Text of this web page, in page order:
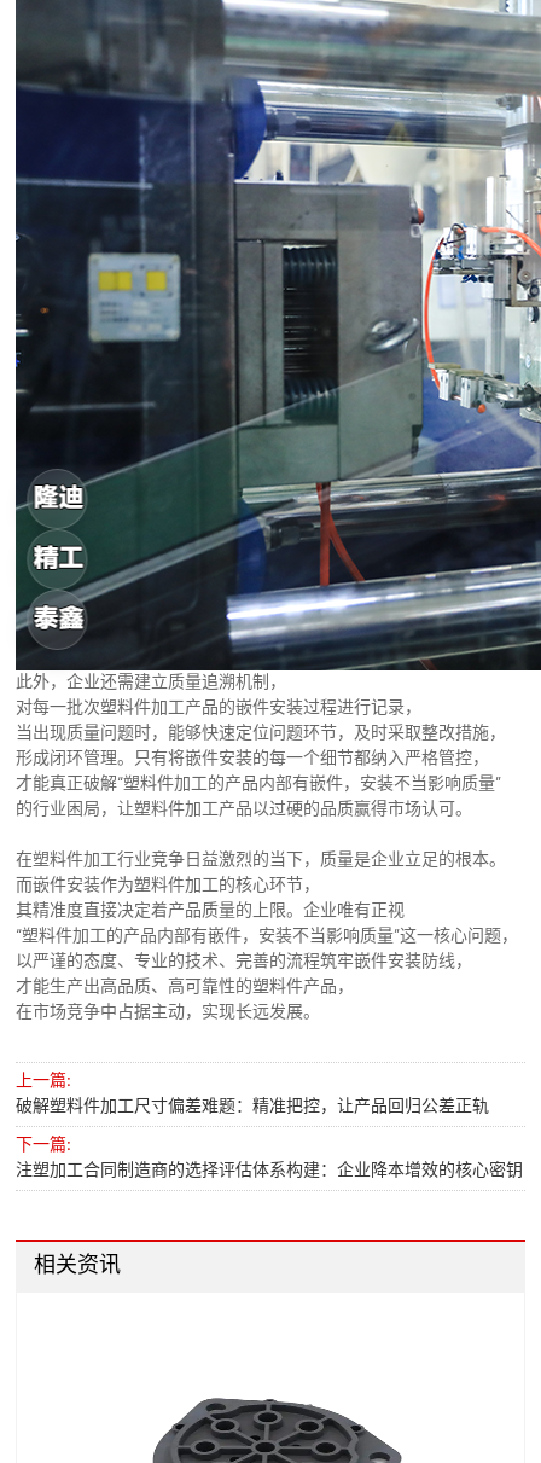
此外，企业还需建立质量追溯机制，
对每一批次塑料件加工产品的嵌件安装过程进行记录，
当出现质量问题时，能够快速定位问题环节，及时采取整改措施，
形成闭环管理。只有将嵌件安装的每一个细节都纳入严格管控，
才能真正破解“塑料件加工的产品内部有嵌件，安装不当影响质量”
的行业困局，让塑料件加工产品以过硬的品质赢得市场认可。
在塑料件加工行业竞争日益激烈的当下，质量是企业立足的根本。
而嵌件安装作为塑料件加工的核心环节，
其精准度直接决定着产品质量的上限。企业唯有正视
“塑料件加工的产品内部有嵌件，安装不当影响质量”这一核心问题，
以严谨的态度、专业的技术、完善的流程筑牢嵌件安装防线，
才能生产出高品质、高可靠性的塑料件产品，
在市场竞争中占据主动，实现长远发展。
上一篇:
破解塑料件加工尺寸偏差难题：精准把控，让产品回归公差正轨
下一篇:
注塑加工合同制造商的选择评估体系构建：企业降本增效的核心密钥
相关资讯